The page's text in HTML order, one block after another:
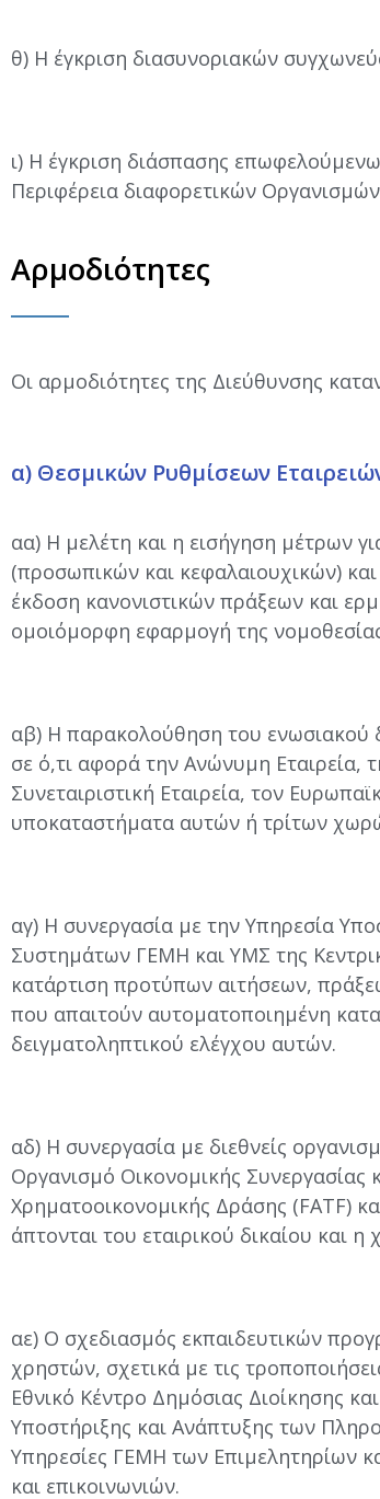
θ) Η έγκριση διασυνοριακών
ι) Η έγκριση διάσπασης
Περιφέρεια διαφορετικών
Αρμοδιότητες
Οι αρμοδιότητες της Διεύθυνσης
α) Θεσμικών Ρυθμίσεων
αα) Η μελέτη και η εισήγηση μέτρων
(προσωπικών και κεφαλαιουχικών)
έκδοση κανονιστικών πράξεων και
ομοιόμορφη εφαρμογή της
αβ) Η παρακολούθηση του ενωσιακού
σε ό,τι αφορά την Ανώνυμη Εταιρεία,
Συνεταιριστική Εταιρεία, τον
υποκαταστήματα αυτών ή τρίτων
αγ) Η συνεργασία με την Υπηρεσία
Συστημάτων ΓΕΜΗ και ΥΜΣ της
κατάρτιση προτύπων αιτήσεων,
που απαιτούν αυτοματοποιημένη
δειγματοληπτικού ελέγχου αυτών.
αδ) Η συνεργασία με διεθνείς
Οργανισμό Οικονομικής
Χρηματοοικονομικής Δράσης (FATF)
άπτονται του εταιρικού δικαίου και
αε) Ο σχεδιασμός εκπαιδευτικών
χρηστών, σχετικά με τις
Εθνικό Κέντρο Δημόσιας Διοίκησης
Υποστήριξης και Ανάπτυξης των
Υπηρεσίες ΓΕΜΗ των Επιμελητηρίων
και επικοινωνιών.